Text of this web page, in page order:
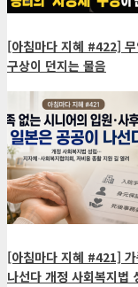
[아침마다 지혜 #422]
구상이 던지는 물음
[아침마다 지혜 #421] 가
나선다 개정 사회복지법